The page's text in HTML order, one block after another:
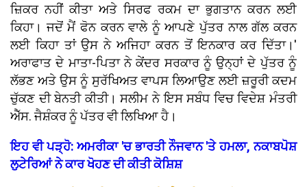
ਜ਼ਿਕਰ ਨਹੀਂ ਕੀਤਾ ਅਤੇ ਸਿਰਫ ਰਕਮ ਦਾ ਭੁਗਤਾਨ ਕਰਨ ਲਈ
ਕਿਹਾ। ਜਦੋਂ ਮੈਂ ਫੋਨ ਕਰਨ ਵਾਲੇ ਨੂੰ ਆਪਣੇ ਪੁੱਤਰ ਨਾਲ ਗੱਲ ਕਰਨ
ਲਈ ਕਿਹਾ ਤਾਂ ਉਸ ਨੇ ਅਜਿਹਾ ਕਰਨ ਤੋਂ ਇਨਕਾਰ ਕਰ ਦਿੱਤਾ।'
ਅਰਾਫਾਤ ਦੇ ਮਾਤਾ-ਪਿਤਾ ਨੇ ਕੇਂਦਰ ਸਰਕਾਰ ਨੂੰ ਉਨ੍ਹਾਂ ਦੇ ਪੁੱਤਰ ਨੂੰ
ਲੱਭਣ ਅਤੇ ਉਸ ਨੂੰ ਸੁਰੱਖਿਅਤ ਵਾਪਸ ਲਿਆਉਣ ਲਈ ਜ਼ਰੂਰੀ ਕਦਮ
ਚੁੱਕਣ ਦੀ ਬੇਨਤੀ ਕੀਤੀ। ਸਲੀਮ ਨੇ ਇਸ ਸਬੰਧ ਵਿਚ ਵਿਦੇਸ਼ ਮੰਤਰੀ
ਐੱਸ. ਜੈਸ਼ੰਕਰ ਨੂੰ ਪੱਤਰ ਵੀ ਲਿਖਿਆ ਹੈ।
ਇਹ ਵੀ ਪੜ੍ਹੋ: ਅਮਰੀਕਾ 'ਚ ਭਾਰਤੀ ਨੌਜਵਾਨ 'ਤੇ ਹਮਲਾ, ਨਕਾਬਪੋਸ਼
ਲੁਟੇਰਿਆਂ ਨੇ ਕਾਰ ਖੋਹਣ ਦੀ ਕੀਤੀ ਕੋਸ਼ਿਸ਼